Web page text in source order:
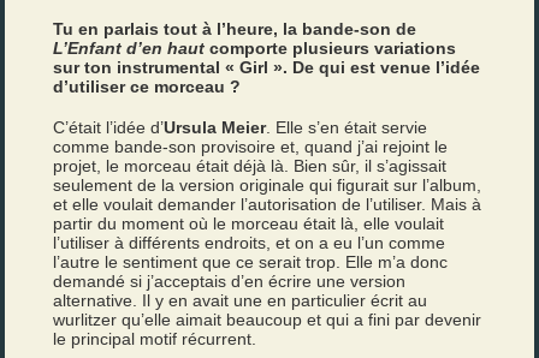
Tu en parlais tout à l’heure, la bande-son de
L’Enfant d’en haut comporte plusieurs variations
sur ton instrumental « Girl ». De qui est venue l’idée
d’utiliser ce morceau ?
C’était l’idée d’Ursula Meier. Elle s’en était servie
comme bande-son provisoire et, quand j’ai rejoint le
projet, le morceau était déjà là. Bien sûr, il s’agissait
seulement de la version originale qui figurait sur l’album,
et elle voulait demander l’autorisation de l’utiliser. Mais à
partir du moment où le morceau était là, elle voulait
l’utiliser à différents endroits, et on a eu l’un comme
l’autre le sentiment que ce serait trop. Elle m’a donc
demandé si j’acceptais d’en écrire une version
alternative. Il y en avait une en particulier écrit au
wurlitzer qu’elle aimait beaucoup et qui a fini par devenir
le principal motif récurrent.